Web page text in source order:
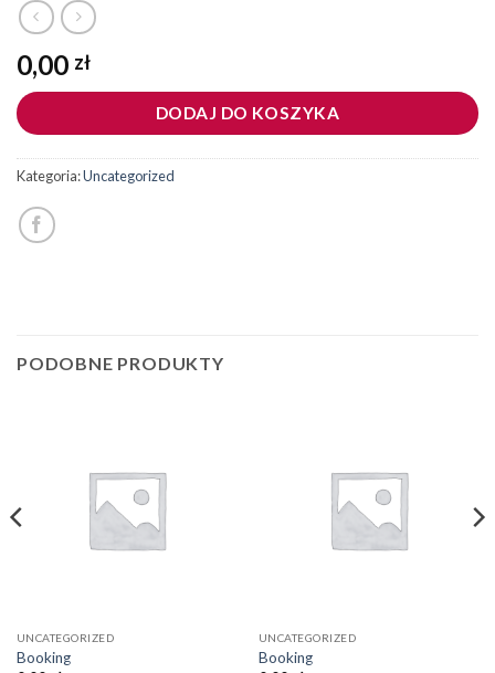
0,00 zł
DODAJ DO KOSZYKA
Kategoria:Uncategorized
PODOBNE PRODUKTY
UNCATEGORIZED
Booking
UNCATEGORIZED
Booking